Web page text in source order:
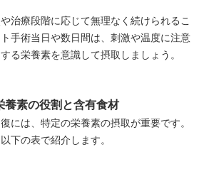
治療段階に応じて無理なく続けられるこ
手術当日や数日間は、刺激や温度に注意
る栄養素を意識して摂取しましょう。
養素の役割と含有食材
には、特定の栄養素の摂取が重要です。
下の表で紹介します。